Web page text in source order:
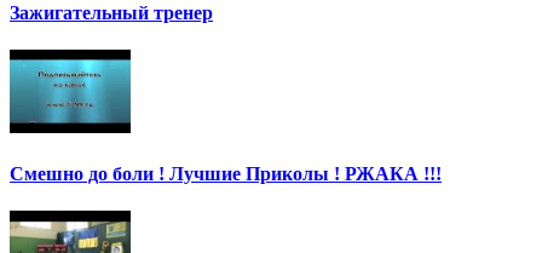
Зажигательный тренер
Смешно до боли ! Лучшие Приколы ! РЖАКА !!!